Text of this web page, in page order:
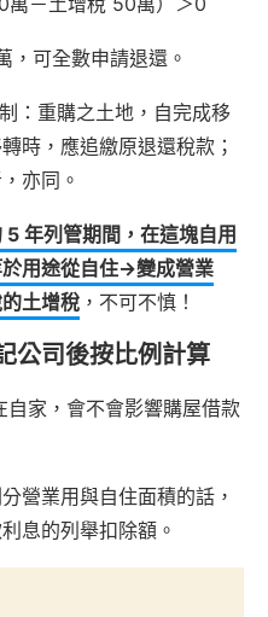
，可全數申請退還。
：重購之土地，自完成移
時，應追繳原退還稅款；
亦同。
年列管期間，在這塊自用
用途從自住→變成營業
土增稅 ，不可不慎！
公司後按比例計算
家，會不會影響購屋借款
營業用與自住面積的話，
息的列舉扣除額。